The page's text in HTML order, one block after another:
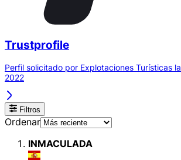
Trustprofile
Perfil solicitado por Explotaciones Turísticas
2022
Filtros
Ordenar
INMACULADA